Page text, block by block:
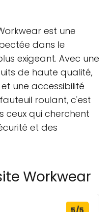
est une
dans le
exigeant. Avec une
de haute qualité,
une accessibilité
roulant, c'est
ceux qui cherchent
et des
Workwear